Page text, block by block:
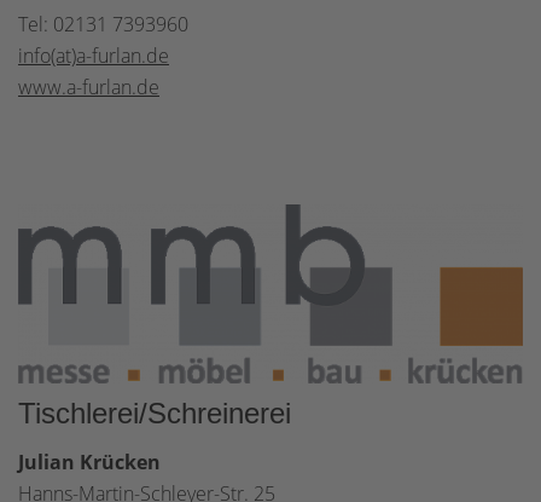
Tel: 02131 7393960
info(at)a-furlan.de
www.a-furlan.de
Tischlerei/Schreinerei
Julian Krücken
Hanns-Martin-Schleyer-Str. 25